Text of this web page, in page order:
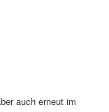
auch erneut im